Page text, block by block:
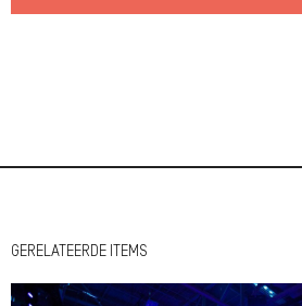
GERELATEERDE ITEMS